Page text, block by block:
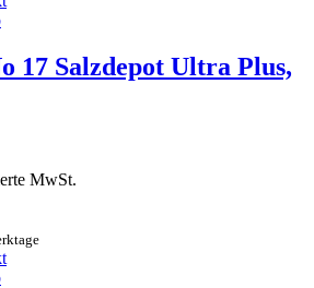
17 Salzdepot Ultra Plus,
MwSt.